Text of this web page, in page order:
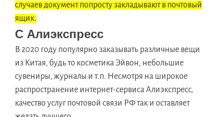
случаев документ попросту закладывают в почтовый
ящик.
С Алиэкспресс
В 2020 году популярно заказывать различные вещи
из Китая, будь то косметика Эйвон, небольшие
сувениры, журналы и т.п. Несмотря на широкое
распространение интернет-сервиса Алиэкспресс,
качество услуг почтовой связи РФ так и оставляет